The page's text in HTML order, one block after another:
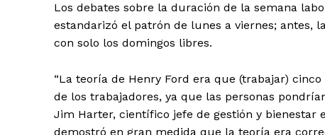
Los debates sobre la duración de la semana
estandarizó el patrón de lunes a viernes; antes,
con solo los domingos libres.
“La teoría de Henry Ford era que (trabajar)
de los trabajadores, ya que las personas
Jim Harter, científico jefe de gestión y bienestar
demostró en gran medida que la teoría era